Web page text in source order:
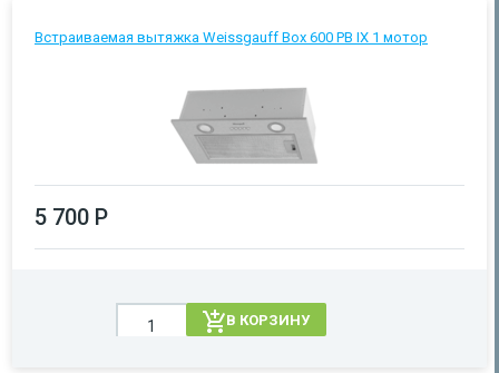
Встраиваемая вытяжка Weissgauff Box 600 PB IX 1 мотор
5 700 Р
В КОРЗИНУ